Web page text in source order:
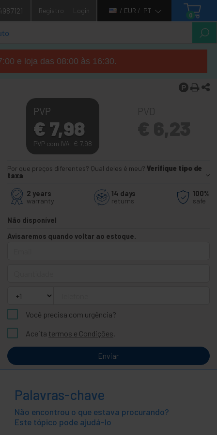
Registro Login / EUR / PT
0
e loja das 08:00 às 16:30.
PVP
€ 7,98
PVP com IVA: € 7,98
Por que preços diferentes? Qual deles é meu? Verifique tipo de
taxa
2 years
warranty
14 days
returns
100%
safe
Não disponível
Avisaremos quando voltar ao estoque.
Você precisa com urgência?
Aceita termos e Condições.
Enviar
Palavras-chave
Não encontrou o que estava procurando?
Este tópico pode ajudá-lo